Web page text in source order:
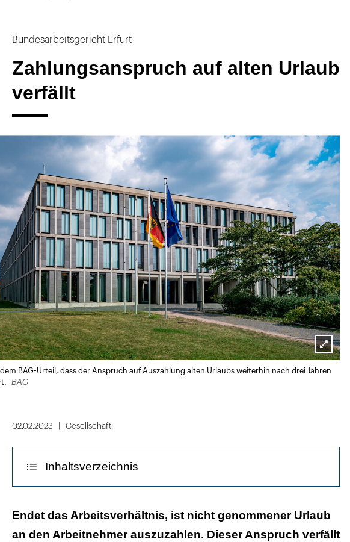
Bundesarbeitsgericht Erfurt
Zahlungsanspruch auf alten Urlaub
verfällt
Lightbox
öffnen
BAG-Urteil, dass der Anspruch auf Auszahlung alten Urlaubs weiterhin nach drei Jahren
BAG
02.02.2023 Gesellschaft
Inhaltsverzeichnis
Das Ende des Arbeitsverhältnisses ist eine Zäsur
Endet das Arbeitsverhältnis, ist nicht genommener Urlaub
an den Arbeitnehmer auszuzahlen. Dieser Anspruch verfällt